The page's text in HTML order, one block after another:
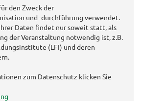
den Zweck der
und -durchführung verwendet.
Daten findet nur soweit statt, als
der Veranstaltung notwendig ist, z.B.
(LFI) und deren
zum Datenschutz klicken Sie